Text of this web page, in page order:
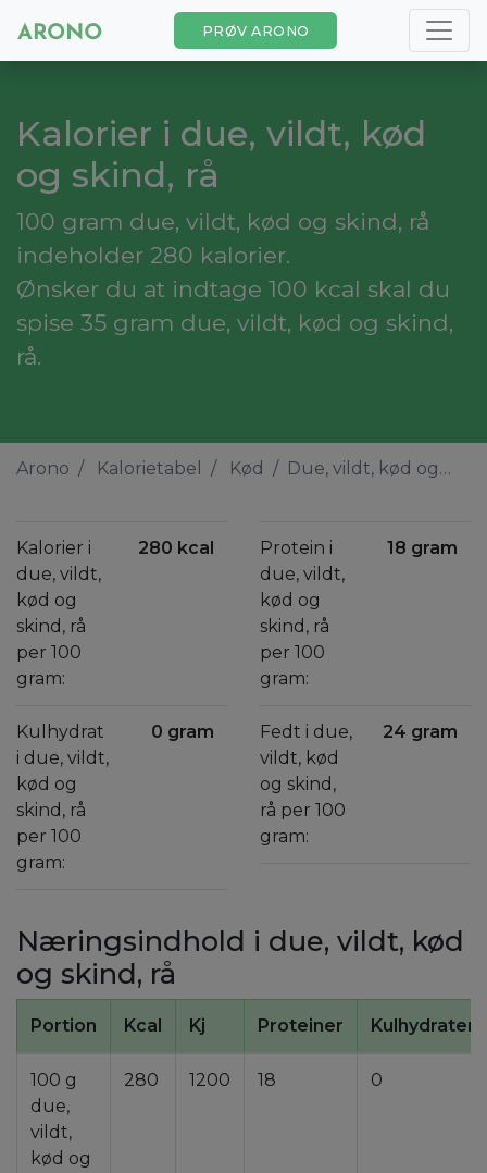
PRØV ARONO
Kalorier i due, vildt, kød
og skind, rå
100 gram due, vildt, kød og skind, rå
indeholder 280 kalorier.
Ønsker du at indtage 100 kcal skal du
spise 35 gram due, vildt, kød og skind,
rå.
Arono Kalorietabel Kød Due, vildt, kød og skind, rå
Kalorier i
due, vildt,
kød og
skind, rå
per 100
gram:
280 kcal
Kulhydrat
i due, vildt,
kød og
skind, rå
per 100
gram:
0 gram
Protein i
due, vildt,
kød og
skind, rå
per 100
gram:
18 gram
Fedt i due,
vildt, kød
og skind,
rå per 100
gram:
24 gram
Næringsindhold i due, vildt, kød
og skind, rå
Portion Kcal Kj Proteiner Kulhydrater
100 g
due,
vildt,
kød og
280 1200 18 0